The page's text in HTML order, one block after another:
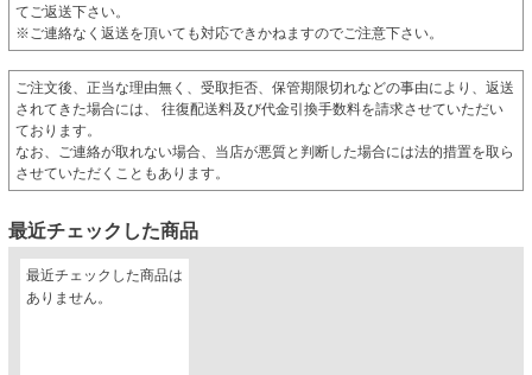
てご返送下さい。
※ご連絡なく返送を頂いても対応できかねますのでご注意下さい。
ご注文後、正当な理由無く、受取拒否、保管期限切れなどの事由により、返送
されてきた場合には、 往復配送料及び代金引換手数料を請求させていただい
ております。
なお、ご連絡が取れない場合、当店が悪質と判断した場合には法的措置を取ら
させていただくこともあります。
最近チェックした商品
最近チェックした商品は
ありません。